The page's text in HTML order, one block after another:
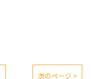
次のページ >